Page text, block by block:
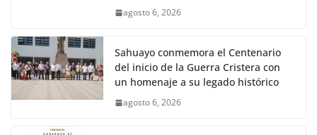
agosto 6, 2026
Sahuayo conmemora el Centenario
del inicio de la Guerra Cristera con
un homenaje a su legado histórico
agosto 6, 2026